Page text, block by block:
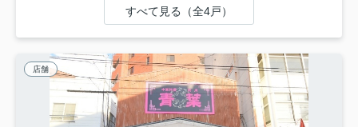
すべて見る（全4戸）
店舗